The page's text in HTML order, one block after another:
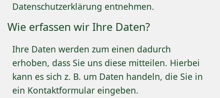
Datenschutzerklärung entnehmen.
Wie erfassen wir Ihre Daten?
Ihre Daten werden zum einen dadurch
erhoben, dass Sie uns diese mitteilen. Hierbei
kann es sich z. B. um Daten handeln, die Sie in
ein Kontaktformular eingeben.